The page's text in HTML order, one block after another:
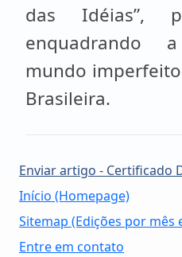
das Idéias”,
enquadrando
mundo
Brasileira.
Enviar artigo - Certificado
Início (Homepage)
Sitemap (Edições por mês
Entre em contato